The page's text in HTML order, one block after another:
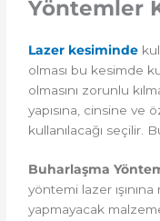
Yöntemler
Lazer kesiminde
olması bu kesimde
olmasını zorunlu
yapısına, cinsine ve
kullanılacağı seçilir.
Buharlaşma
yöntemi lazer
yapmayacak